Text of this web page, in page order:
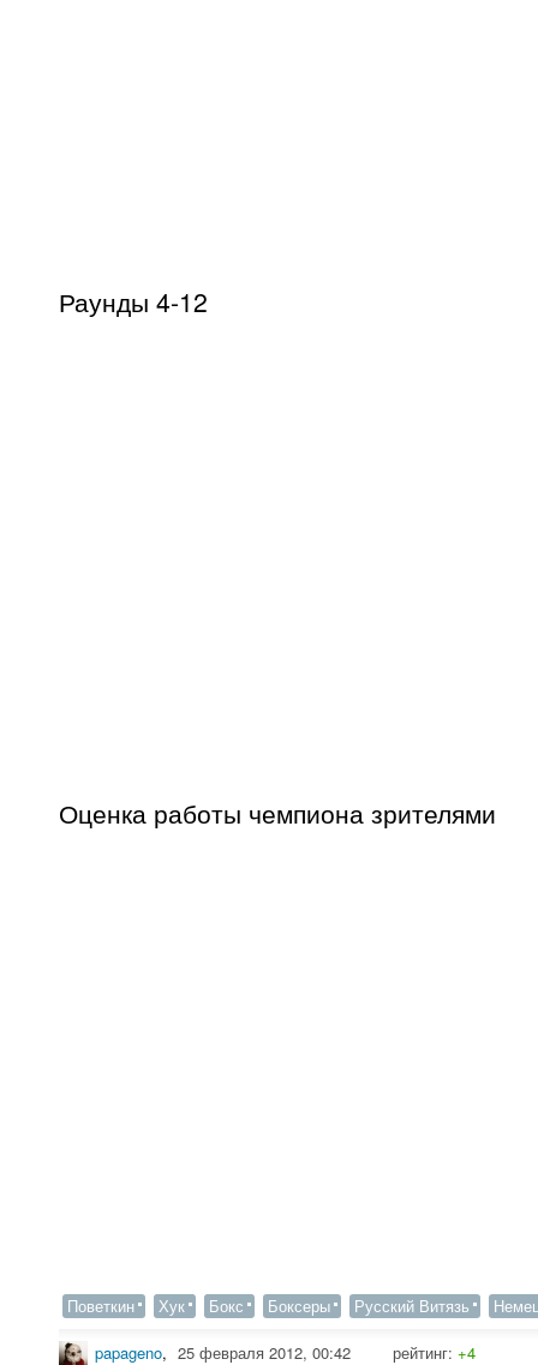
Раунды 4-12
Оценка работы чемпиона зрителями
Поветкин Хук Бокс Боксеры Русский Витязь
papageno, 25 февраля 2012, 00:42 рейтинг: +4